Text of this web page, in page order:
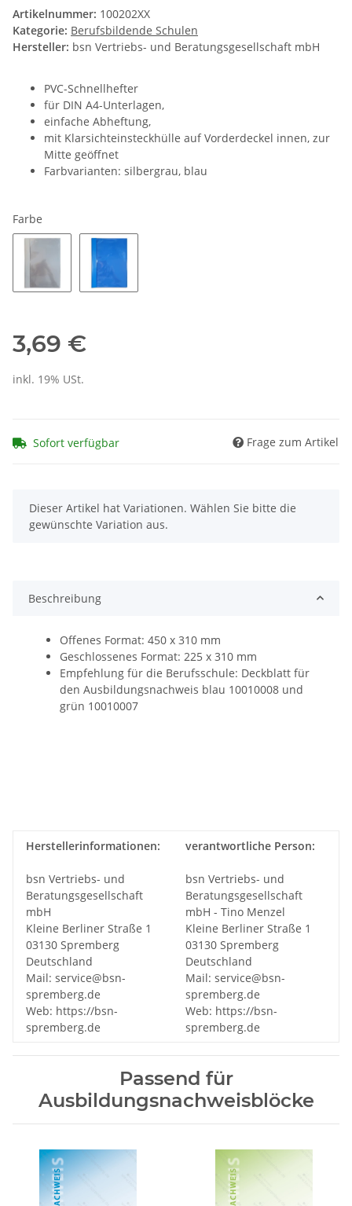
Artikelnummer: 100202XX
Kategorie: Berufsbildende Schulen
Hersteller: bsn Vertriebs- und Beratungsgesellschaft mbH
PVC-Schnellhefter
für DIN A4-Unterlagen,
einfache Abheftung,
mit Klarsichteinsteckhülle auf Vorderdeckel innen, zur
Mitte geöffnet
Farbvarianten: silbergrau, blau
Farbe
3,69 €
inkl. 19% USt.
Sofort verfügbar Frage zum Artikel
x
Dieser Artikel hat Variationen. Wählen Sie bitte die
gewünschte Variation aus.
Beschreibung
Offenes Format: 450 x 310 mm
Geschlossenes Format: 225 x 310 mm
Empfehlung für die Berufsschule: Deckblatt für
den Ausbildungsnachweis blau 10010008 und
grün 10010007
Herstellerinformationen:
bsn Vertriebs- und
Beratungsgesellschaft
mbH
Kleine Berliner Straße 1
03130 Spremberg
Deutschland
Mail: service@bsn-
spremberg.de
Web: https://bsn-
spremberg.de
verantwortliche Person:
bsn Vertriebs- und
Beratungsgesellschaft
mbH - Tino Menzel
Kleine Berliner Straße 1
03130 Spremberg
Deutschland
Mail: service@bsn-
spremberg.de
Web: https://bsn-
spremberg.de
Passend für
Ausbildungsnachweisblöcke